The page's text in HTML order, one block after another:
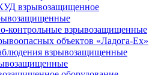
взрывозащищенное
контрольные взрывозащищенные
объектов «Ладога-Ex»
взрывозащищенные